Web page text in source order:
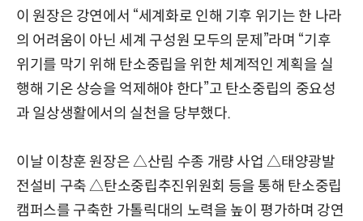
이 원장은 강연에서 “세계화로 인해 기후 위기는 한 나라
의 어려움이 아닌 세계 구성원 모두의 문제”라며 “기후
위기를 막기 위해 탄소중립을 위한 체계적인 계획을 실
행해 기온 상승을 억제해야 한다”고 탄소중립의 중요성
과 일상생활에서의 실천을 당부했다.
이날 이창훈 원장은 △산림 수종 개량 사업 △태양광발
전설비 구축 △탄소중립추진위원회 등을 통해 탄소중립
캠퍼스를 구축한 가톨릭대의 노력을 높이 평가하며 강연